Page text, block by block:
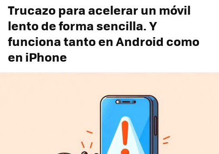
Trucazo para acelerar un móvil
lento de forma sencilla. Y
funciona tanto en Android como
en iPhone